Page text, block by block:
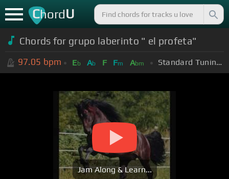
ChordU
Chords for grupo laberinto " el profeta"
97.05 bpm Eb Ab F Fm Abm Standard Tuning (EADGBE)
Jam Along & Learn...